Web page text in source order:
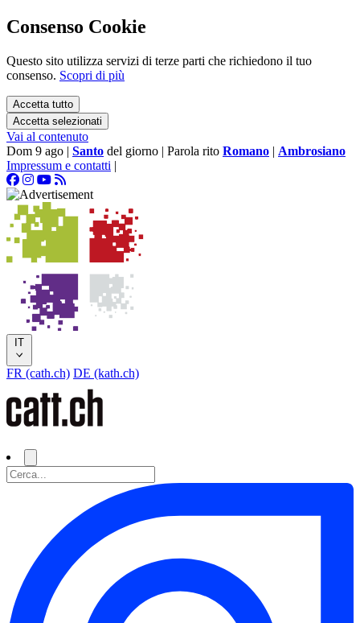
Consenso Cookie
Questo sito utilizza servizi di terze parti che richiedono il tuo
consenso. Scopri di più
Accetta tutto
Accetta selezionati
Vai al contenuto
Dom 9 ago | Santo del giorno | Parola rito Romano | Ambrosiano
Impressum e contatti |
IT
FR (cath.ch) DE (kath.ch)